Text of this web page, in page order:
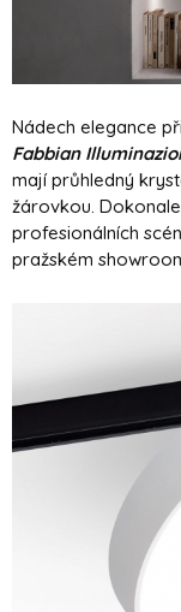
Nádech elegance
Fabbian
mají průhledný
žárovkou.
profesionálních
pražském